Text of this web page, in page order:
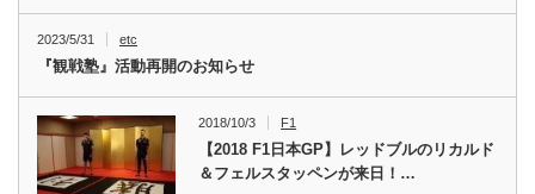
2023/5/31 etc
『観戦塾』活動再開のお知らせ
2018/10/3 F1
【2018 F1日本GP】レッドブルのリカルド
＆フェルスタッペンが来日！…